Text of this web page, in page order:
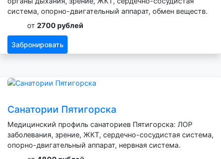
система, опорно-двигательный аппарат, обмен веществ.
от 2700 рублей
Забронировать
Санатории Пятигорска
Медицинский профиль санаториев Пятигорска: ЛОР
заболевания, зрение, ЖКТ, сердечно-сосудистая система,
опорно-двигательный аппарат, нервная система.